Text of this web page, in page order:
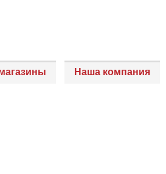
Наша компания